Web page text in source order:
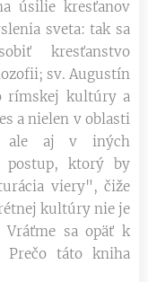
úsilie kresťanov
sveta: tak sa
kresťanstvo
sv. Augustín
rímskej kultúry a
a nielen v oblasti
ale aj v iných
postup, ktorý by
viery", čiže
kultúry nie je
Vráťme sa opäť k
Prečo táto kniha